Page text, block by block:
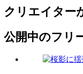
クリエイター
公開中のフリ